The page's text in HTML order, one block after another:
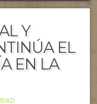
Y
EL
EN LA